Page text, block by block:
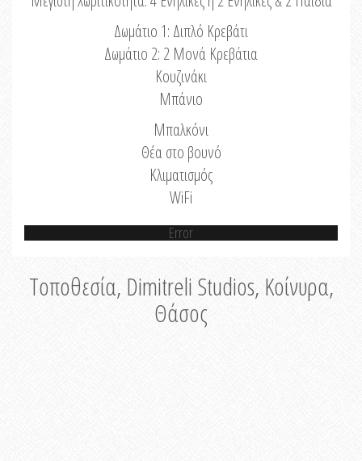
Δωμάτιο 1: Διπλό Κρεβάτι
Δωμάτιο 2: 2 Μονά Κρεβάτια
Κουζινάκι
Μπάνιο
Μπαλκόνι
Θέα στο βουνό
Κλιματισμός
WiFi
Error
Τοποθεσία, Dimitreli Studios, Κοίνυρα,
Θάσος